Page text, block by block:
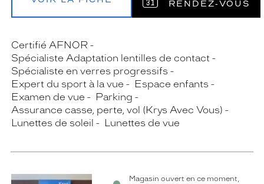
RENDEZ‑VOUS
Certifié AFNOR
Spécialiste Adaptation lentilles de contact
Spécialiste en verres progressifs
Expert du sport à la vue
Espace enfants
Examen de vue
Parking
Assurance casse, perte, vol (Krys Avec Vous)
Lunettes de soleil
Lunettes de vue
Magasin ouvert en ce moment,